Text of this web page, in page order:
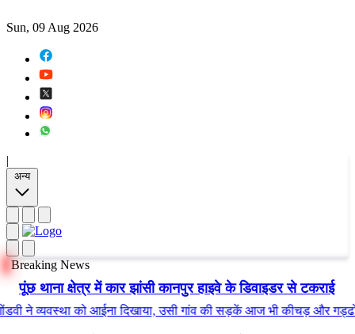
Sun, 09 Aug 2026
|
अन्य
Breaking News
पूंछ थाना क्षेत्र में कार झांसी कानपुर हाइवे के डिवाइडर से टकराई
व्यवस्था को आईना दिखाया, उसी गांव की सड़कें आज भी कीचड़ और गड्ढों में